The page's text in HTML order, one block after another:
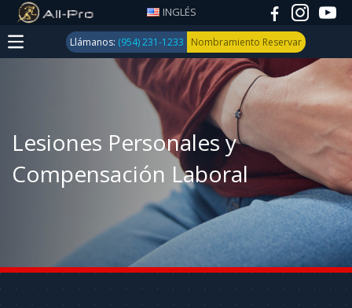
INGLÉS
Llámanos: (954) 231-1233 Nombramiento Reservar
Trauma
y
Lesiones Personales y
Compensación Laboral